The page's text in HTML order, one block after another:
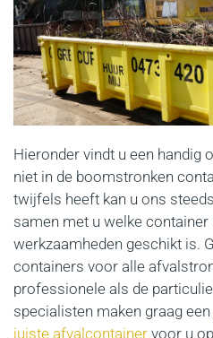
Hieronder vindt u een handig
niet in de boomstronken
twijfels heeft kan u ons
samen met u welke
werkzaamheden geschikt is.
containers voor alle
professionele als de
specialisten maken graag een
juiste afvalcontainer voor u